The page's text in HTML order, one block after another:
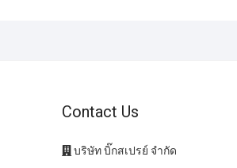
Contact Us
บริษัท บิ๊กสเปรย์ จำกัด